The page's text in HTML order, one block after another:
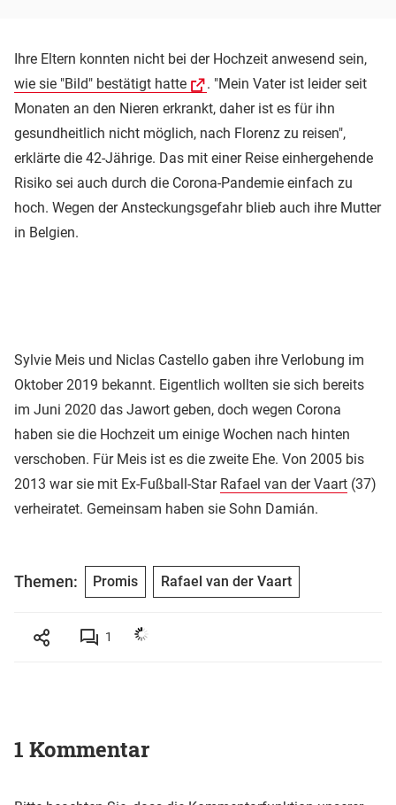
Ihre Eltern konnten nicht bei der Hochzeit anwesend sein,
wie sie "Bild" bestätigt hatte
. "Mein Vater ist leider seit
Monaten an den Nieren erkrankt, daher ist es für ihn
gesundheitlich nicht möglich, nach Florenz zu reisen",
erklärte die 42-Jährige. Das mit einer Reise einhergehende
Risiko sei auch durch die Corona-Pandemie einfach zu
hoch. Wegen der Ansteckungsgefahr blieb auch ihre Mutter
in Belgien.
Sylvie Meis und Niclas Castello gaben ihre Verlobung im
Oktober 2019 bekannt. Eigentlich wollten sie sich bereits
im Juni 2020 das Jawort geben, doch wegen Corona
haben sie die Hochzeit um einige Wochen nach hinten
verschoben. Für Meis ist es die zweite Ehe. Von 2005 bis
2013 war sie mit Ex-Fußball-Star Rafael van der Vaart (37)
verheiratet. Gemeinsam haben sie Sohn Damián.
Themen: Promis Rafael van der Vaart
1
1 Kommentar